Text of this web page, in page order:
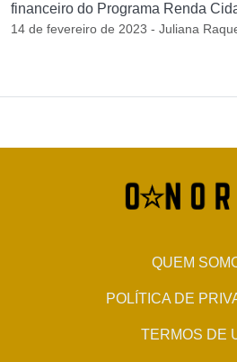
financeiro do Programa Renda
14 de fevereiro de 2023 - Juliana
QUEM
POLÍTICA DE
TERMOS DE